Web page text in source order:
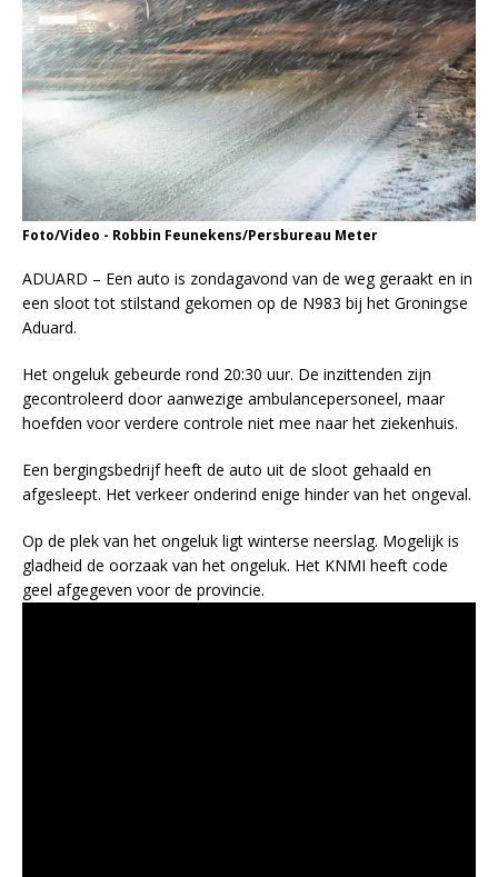
Foto/Video - Robbin Feunekens/Persbureau Meter
ADUARD – Een auto is zondagavond van de weg geraakt en in
een sloot tot stilstand gekomen op de N983 bij het Groningse
Aduard.
Het ongeluk gebeurde rond 20:30 uur. De inzittenden zijn
gecontroleerd door aanwezige ambulancepersoneel, maar
hoefden voor verdere controle niet mee naar het ziekenhuis.
Een bergingsbedrijf heeft de auto uit de sloot gehaald en
afgesleept. Het verkeer onderind enige hinder van het ongeval.
Op de plek van het ongeluk ligt winterse neerslag. Mogelijk is
gladheid de oorzaak van het ongeluk. Het KNMI heeft code
geel afgegeven voor de provincie.